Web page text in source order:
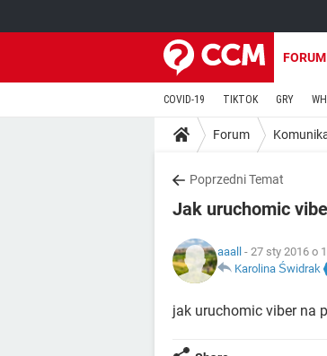
FORUM
COVID-19 TIKTOK GRY
Forum
Poprzedni Temat
Jak uruchomic
aaall - 27 sty 2016 o
Karolina Świdrak
jak uruchomic viber na